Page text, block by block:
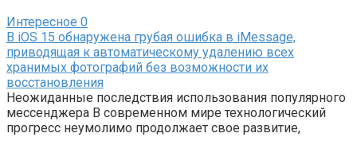
Интересное 0
В iOS 15 обнаружена грубая ошибка в iMessage,
приводящая к автоматическому удалению всех
хранимых фотографий без возможности их
восстановления
Неожиданные последствия использования популярного
мессенджера В современном мире технологический
прогресс неумолимо продолжает свое развитие,